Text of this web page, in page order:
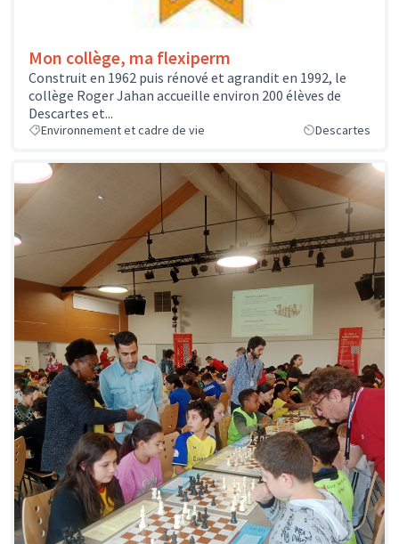
Mon collège, ma flexiperm
Construit en 1962 puis rénové et agrandit en 1992, le
collège Roger Jahan accueille environ 200 élèves de
Descartes et...
Environnement et cadre de vie Descartes